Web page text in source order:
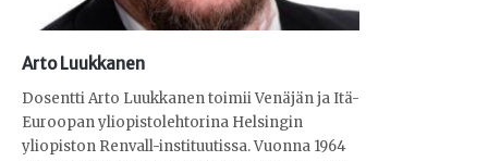
Arto Luukkanen
Dosentti Arto Luukkanen toimii Venäjän ja Itä-
Euroopan yliopistolehtorina Helsingin
yliopiston Renvall-instituutissa. Vuonna 1964